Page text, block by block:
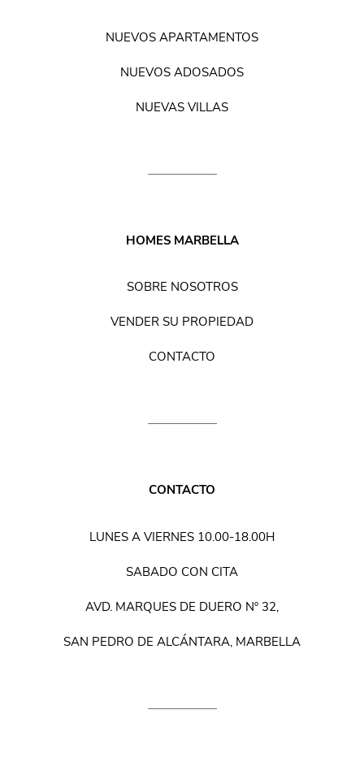
NUEVOS APARTAMENTOS
NUEVOS ADOSADOS
NUEVAS VILLAS
HOMES MARBELLA
SOBRE NOSOTROS
VENDER SU PROPIEDAD
CONTACTO
CONTACTO
LUNES A VIERNES 10.00-18.00H
SABADO CON CITA
AVD. MARQUES DE DUERO Nº 32,
SAN PEDRO DE ALCÁNTARA, MARBELLA